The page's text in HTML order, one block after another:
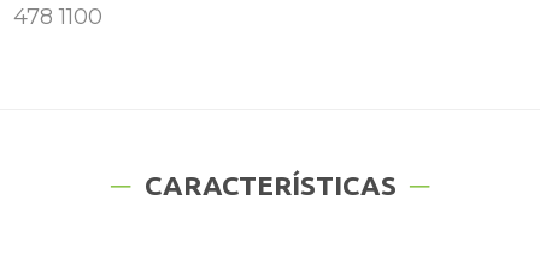
478 1100
CARACTERÍSTICAS